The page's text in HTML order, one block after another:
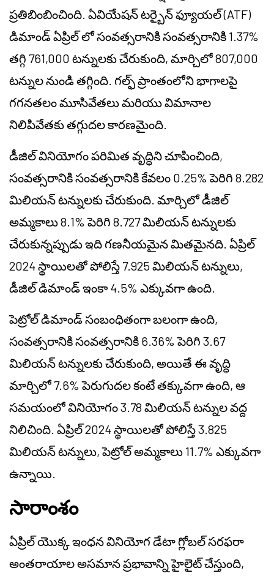
ప్రతిబింబించింది. ఏవియేషన్ టర్బైన్ ఫ్యూయల్ (ATF)
డిమాండ్ ఏప్రిల్ లో సంవత్సరానికి సంవత్సరానికి 1.37%
తగ్గి 761,000 టన్నులకు చేరుకుంది, మార్చిలో 807,000
టన్నుల నుండి తగ్గింది. గల్ఫ్ ప్రాంతంలోని భాగాలపై
గగనతలం మూసివేతలు మరియు విమానాల
నిలిపివేతకు తగ్గుదల కారణమైంది.
డీజిల్ వినియోగం పరిమిత వృద్ధిని చూపించింది,
సంవత్సరానికి సంవత్సరానికి కేవలం 0.25% పెరిగి 8.282
మిలియన్ టన్నులకు చేరుకుంది. మార్చిలో డీజిల్
అమ్మకాలు 8.1% పెరిగి 8.727 మిలియన్ టన్నులకు
చేరుకున్నప్పుడు ఇది గణనీయమైన మితమైనది. ఏప్రిల్
2024 స్థాయిలతో పోలిస్తే 7.925 మిలియన్ టన్నులు,
డీజిల్ డిమాండ్ ఇంకా 4.5% ఎక్కువగా ఉంది.
పెట్రోల్ డిమాండ్ సంబంధితంగా బలంగా ఉంది,
సంవత్సరానికి సంవత్సరానికి 6.36% పెరిగి 3.67
మిలియన్ టన్నులకు చేరుకుంది, అయితే ఈ వృద్ధి
మార్చిలో 7.6% పెరుగుదల కంటే తక్కువగా ఉంది, ఆ
సమయంలో వినియోగం 3.78 మిలియన్ టన్నుల వద్ద
నిలిచింది. ఏప్రిల్ 2024 స్థాయిలతో పోలిస్తే 3.825
మిలియన్ టన్నులు, పెట్రోల్ అమ్మకాలు 11.7% ఎక్కువగా
ఉన్నాయి.
సారాంశం
ఏప్రిల్ యొక్క ఇంధన వినియోగ డేటా గ్లోబల్ సరఫరా
అంతరాయాల అసమాన ప్రభావాన్ని హైలైట్ చేస్తుంది,